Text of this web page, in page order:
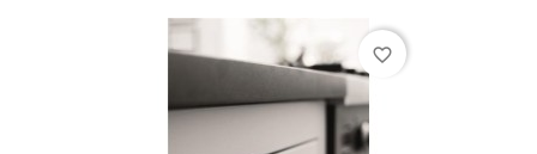
favorite_border